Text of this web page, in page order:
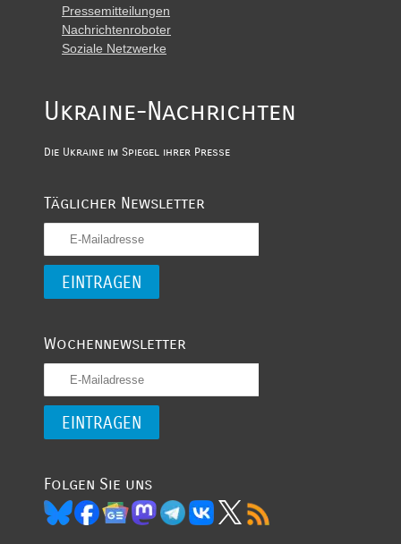
Pressemitteilungen
Nachrichtenroboter
Soziale Netzwerke
Ukraine-Nachrichten
Die Ukraine im Spiegel ihrer Presse
Täglicher Newsletter
Wochennewsletter
Folgen Sie uns